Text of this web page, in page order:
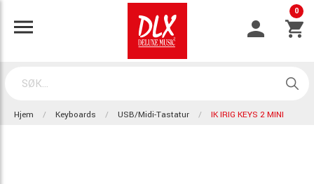
0
Hjem Keyboards USB/Midi-Tastatur IK IRIG KEYS 2 MINI